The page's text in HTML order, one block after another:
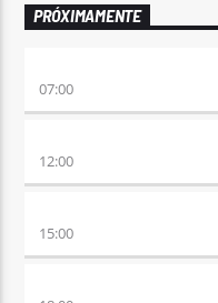
PRÓXIMAMENTE
07:00
12:00
15:00